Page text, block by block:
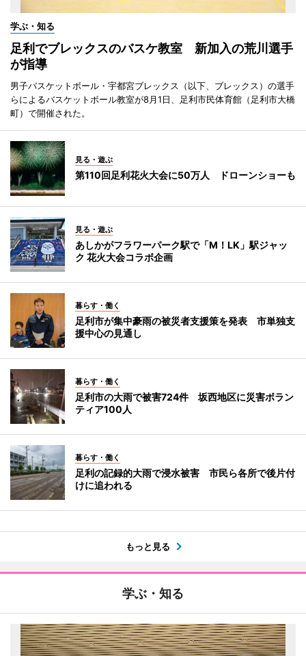
学ぶ・知る
足利でブレックスのバスケ教室 新加入の荒川選手
が指導
男子バスケットボール・宇都宮ブレックス（以下、ブレックス）の選手
らによるバスケットボール教室が8月1日、足利市民体育館（足利市大橋
町）で開催された。
見る・遊ぶ
第110回足利花火大会に50万人 ドローンショーも
見る・遊ぶ
あしかがフラワーパーク駅で「M！LK」駅ジャッ
ク 花火大会コラボ企画
暮らす・働く
足利市が集中豪雨の被災者支援策を発表 市単独支
援中心の見通し
暮らす・働く
足利市の大雨で被害724件 坂西地区に災害ボラン
ティア100人
暮らす・働く
足利の記録的大雨で浸水被害 市民ら各所で後片付
けに追われる
もっと見る
学ぶ・知る